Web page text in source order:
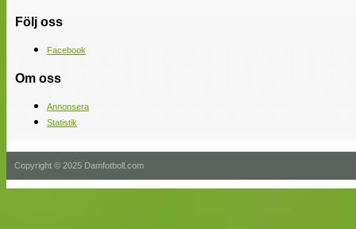
Följ oss
Facebook
Om oss
Annonsera
Statistik
Copyright © 2025 Damfotboll.com